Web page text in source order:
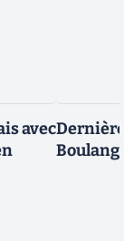
avec